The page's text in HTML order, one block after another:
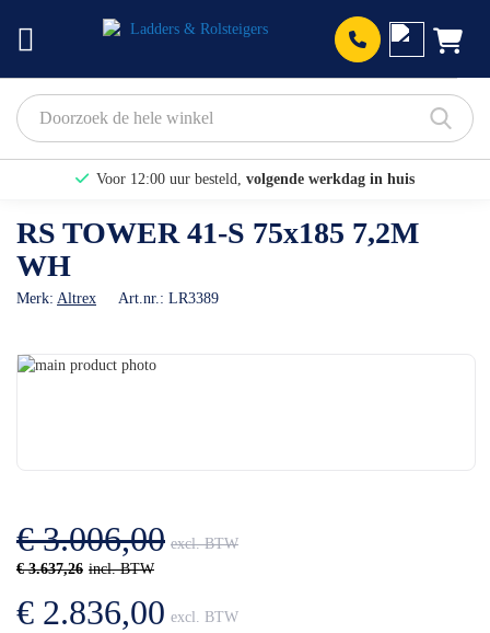
Voor 12:00 uur besteld, volgende werkdag in huis
RS TOWER 41-S 75x185 7,2M
WH
Merk: Altrex Art.nr.: LR3389
Ga
gallerij
€ 3.637,26
€ 3.006,00
€ 2.836,00